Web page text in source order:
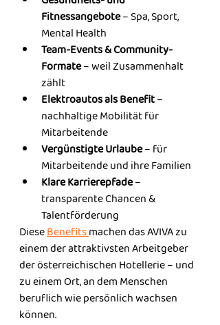
Fitnessangebote – Spa, Sport,
Mental Health
Team-Events & Community-
Formate – weil Zusammenhalt
zählt
Elektroautos als Benefit –
nachhaltige Mobilität für
Mitarbeitende
Vergünstigte Urlaube – für
Mitarbeitende und ihre Familien
Klare Karrierepfade –
transparente Chancen &
Talentförderung
Diese Benefits machen das AVIVA zu
einem der attraktivsten Arbeitgeber
der österreichischen Hotellerie – und
zu einem Ort, an dem Menschen
beruflich wie persönlich wachsen
können.